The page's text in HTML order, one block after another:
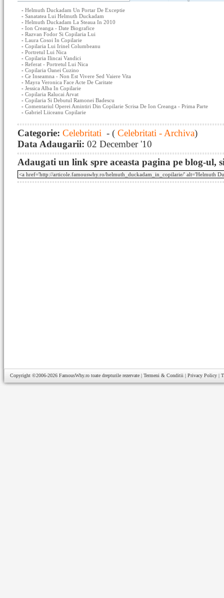
- Helmuth Duckadam Un Portar De Exceptie
- Sanatatea Lui Helmuth Duckadam
- Helmuth Duckadam La Steaua In 2010
- Ion Creanga - Date Biografice
- Razvan Fodor Si Copilaria Lui
- Laura Cosoi In Copilarie
- Copilaria Lui Irinel Columbeanu
- Portretul Lui Nica
- Copilaria Ilincai Vandici
- Referat - Portretul Lui Nica
- Copilaria Oanei Cuzino
- Ce Inseamna - Non Est Vivere Sed Vaiere Vita
- Mayra Veronica Face Acte De Caritate
- Jessica Alba In Copilarie
- Copilaria Ralucai Arvat
- Copilaria Si Debutul Ramonei Badescu
- Comentariul Operei Amintiri Din Copilarie Scrisa De Ion Creanga - Prima Parte
- Gabriel Liiceanu Copilarie
Categorie: Celebritati - ( Celebritati - Archiva)
Data Adaugarii: 02 December '10
Adaugati un link spre aceasta pagina pe blog-ul,
Copyright ©2006-2026 FamousWhy.ro toate drepturile rezervate | Termeni & Conditii | Privacy Policy |